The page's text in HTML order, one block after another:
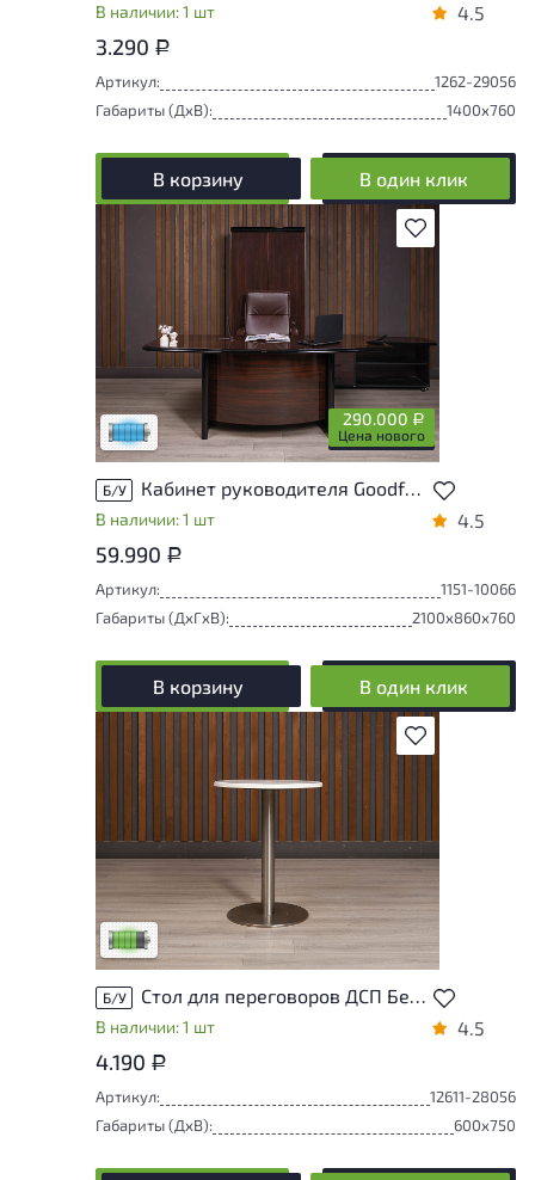
В наличии: 1 шт 4.5
3.290 Р
Артикул:
1262-29056
Габариты (ДxВ):
1400x760
В корзину В один клик
В избранное
290.000 Р
Цена нового
Состояние товара приближено к новому,
могут присутствовать незначительные
следы эксплуатации
Низкая степень износа
Б/У Кабинет руководителя Goodfurniture Cannes МДФ Махагон Италия
В наличии: 1 шт 4.5
59.990 Р
Артикул:
1151-10066
Габариты (ДxГxВ):
2100x860x760
В корзину В один клик
В избранное
У товара присутствуют незначительные
следы эксплуатации, не влияющие на
удобство его использования
Низкая степень износа
Б/У
В наличии: 1 шт 4.5
4.190 Р
Артикул:
12611-28056
Габариты (ДxВ):
600x750